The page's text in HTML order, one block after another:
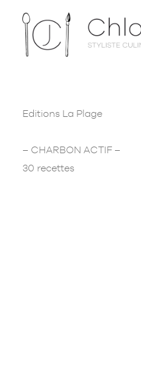
Editions La Plage
– CHARBON ACTIF –
30 recettes